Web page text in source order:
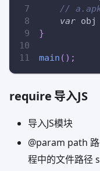
// a.apk
var obj
}
main ( ) ;
require 导入JS
导入JS模块
@param path
程中的文件路径